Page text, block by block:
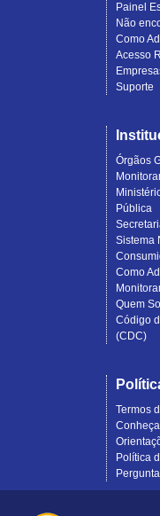
Painel
Não
Como
Acesso
Suporte
Órgãos
Pública
Sistema
Como
Quem
Código
(CDC)
Termos
Política